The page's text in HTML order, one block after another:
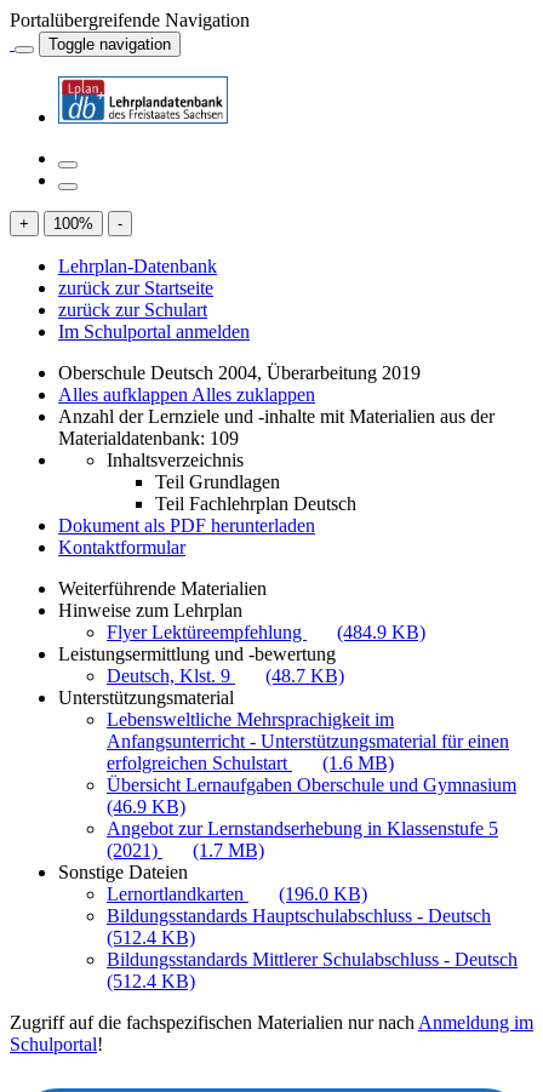
Portalübergreifende Navigation
Toggle navigation
+ 100% -
Lehrplan-Datenbank
zurück zur Startseite
zurück zur Schulart
Im Schulportal anmelden
Oberschule Deutsch 2004, Überarbeitung 2019
Alles aufklappen Alles zuklappen
Anzahl der Lernziele und -inhalte mit Materialien aus der
Materialdatenbank: 109
Inhaltsverzeichnis
Teil Grundlagen
Teil Fachlehrplan Deutsch
Dokument als PDF herunterladen
Kontaktformular
Weiterführende Materialien
Hinweise zum Lehrplan
Flyer Lektüreempfehlung
(484.9 KB)
Leistungsermittlung und -bewertung
Deutsch, Klst. 9
(48.7 KB)
Unterstützungsmaterial
Lebensweltliche Mehrsprachigkeit im
Anfangsunterricht - Unterstützungsmaterial für einen
erfolgreichen Schulstart
(1.6 MB)
Übersicht Lernaufgaben Oberschule und Gymnasium
(46.9 KB)
Angebot zur Lernstandserhebung in Klassenstufe 5
(2021)
(1.7 MB)
Sonstige Dateien
Lernortlandkarten
(196.0 KB)
Bildungsstandards Hauptschulabschluss - Deutsch
(512.4 KB)
Bildungsstandards Mittlerer Schulabschluss - Deutsch
(512.4 KB)
Zugriff auf die fachspezifischen Materialien nur nach Anmeldung im
Schulportal!